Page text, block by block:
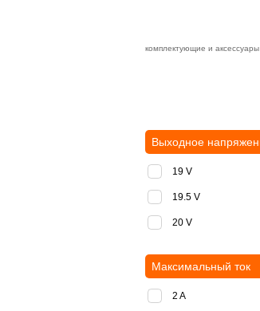
комплектующие и аксессуары
Выходное
19 V
19.5 V
20 V
Максимальный ток
2 A